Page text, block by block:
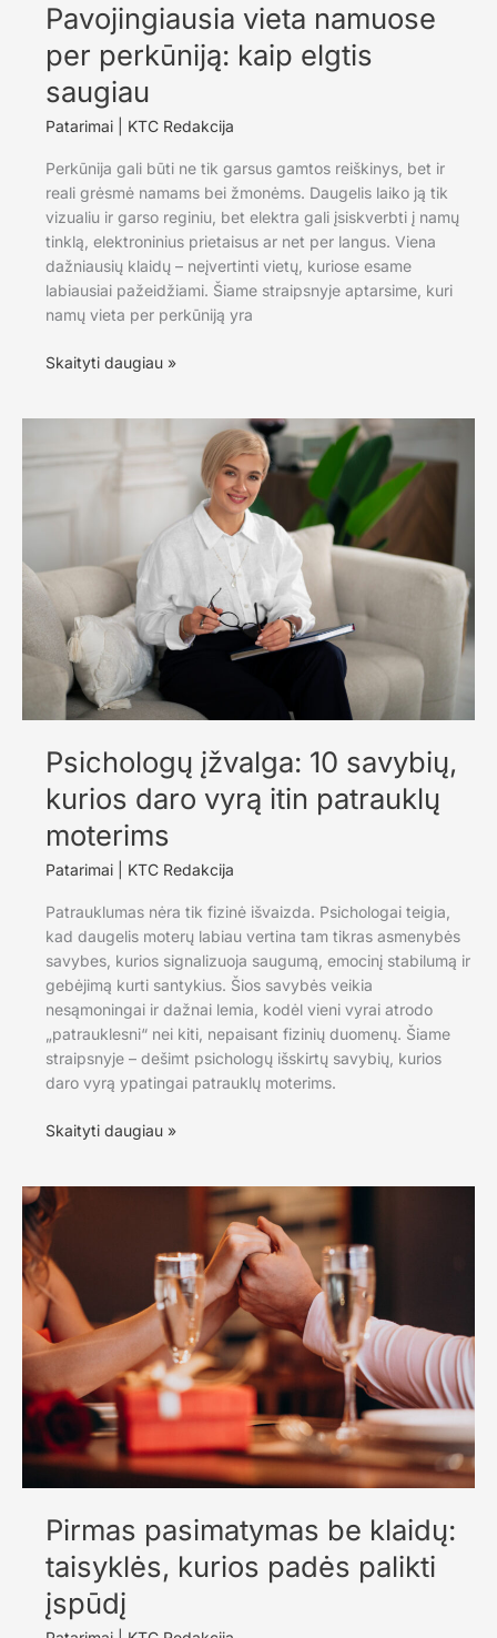
Pavojingiausia vieta namuose
per perkūniją: kaip elgtis
saugiau
Patarimai KTC Redakcija
Perkūnija gali būti ne tik garsus gamtos reiškinys, bet ir
reali grėsmė namams bei žmonėms. Daugelis laiko ją tik
vizualiu ir garso reginiu, bet elektra gali įsiskverbti į namų
tinklą, elektroninius prietaisus ar net per langus. Viena
dažniausių klaidų – neįvertinti vietų, kuriose esame
labiausiai pažeidžiami. Šiame straipsnyje aptarsime, kuri
namų vieta per perkūniją yra
Pavojingiausia
perkūniją:
elgtis
Skaityti daugiau »
Psichologų įžvalga: 10 savybių,
kurios daro vyrą itin patrauklų
moterims
Patarimai KTC Redakcija
Patrauklumas nėra tik fizinė išvaizda. Psichologai teigia,
kad daugelis moterų labiau vertina tam tikras asmenybės
savybes, kurios signalizuoja saugumą, emocinį stabilumą ir
gebėjimą kurti santykius. Šios savybės veikia
nesąmoningai ir dažnai lemia, kodėl vieni vyrai atrodo
„patrauklesni“ nei kiti, nepaisant fizinių duomenų. Šiame
straipsnyje – dešimt psichologų išskirtų savybių, kurios
daro vyrą ypatingai patrauklų moterims.
Psichologų
savybių,
kurios
daro
vyrą
itin
patrauklų
moterims
Skaityti daugiau »
Pirmas pasimatymas be klaidų:
taisyklės, kurios padės palikti
įspūdį